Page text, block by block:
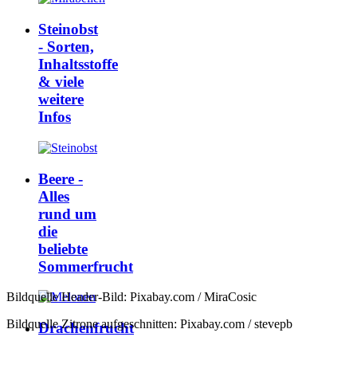
Steinobst
- Sorten,
Inhaltsstoffe
& viele
weitere
Infos
Beere -
Alles
rund um
die
beliebte
Sommerfrucht
Drachenfrucht
Bildquelle Header-Bild: Pixabay.com / MiraCosic
Bildquelle Zitrone aufgeschnitten: Pixabay.com / stevepb